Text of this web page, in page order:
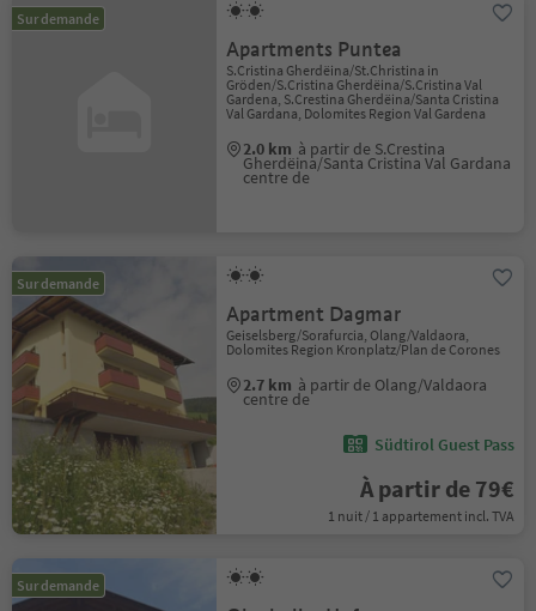
Sur demande
Apartments Puntea
S.Cristina Gherdëina/St.Christina in
Gröden/S.Cristina Gherdëina/S.Cristina Val
Gardena, S.Crestina Gherdëina/Santa Cristina
Val Gardana, Dolomites Region Val Gardena
2.0 km à partir de S.Crestina
Gherdëina/Santa Cristina Val Gardana
centre de
Sur demande
Apartment Dagmar
Geiselsberg/Sorafurcia, Olang/Valdaora,
Dolomites Region Kronplatz/Plan de Corones
2.7 km à partir de Olang/Valdaora
centre de
Südtirol Guest Pass
À partir de 79€
1 nuit / 1 appartement incl. TVA
Sur demande